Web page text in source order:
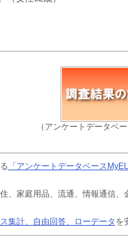
（アンケートデータベ
「アンケートデータベース
、家庭用品、流通、情報通信、
集計、自由回答、ローデータ を